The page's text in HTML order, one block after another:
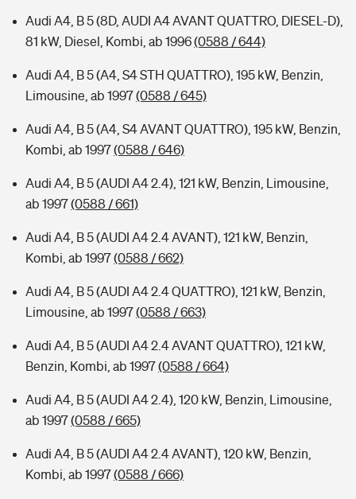
Audi A4, B 5 (8D, AUDI A4 AVANT QUATTRO, DIESEL-D),
81 kW, Diesel, Kombi, ab 1996(0588 / 644)
Audi A4, B 5 (A4, S4 STH QUATTRO), 195 kW, Benzin,
Limousine, ab 1997(0588 / 645)
Audi A4, B 5 (A4, S4 AVANT QUATTRO), 195 kW, Benzin,
Kombi, ab 1997(0588 / 646)
Audi A4, B 5 (AUDI A4 2.4), 121 kW, Benzin, Limousine,
ab 1997(0588 / 661)
Audi A4, B 5 (AUDI A4 2.4 AVANT), 121 kW, Benzin,
Kombi, ab 1997(0588 / 662)
Audi A4, B 5 (AUDI A4 2.4 QUATTRO), 121 kW, Benzin,
Limousine, ab 1997(0588 / 663)
Audi A4, B 5 (AUDI A4 2.4 AVANT QUATTRO), 121 kW,
Benzin, Kombi, ab 1997(0588 / 664)
Audi A4, B 5 (AUDI A4 2.4), 120 kW, Benzin, Limousine,
ab 1997(0588 / 665)
Audi A4, B 5 (AUDI A4 2.4 AVANT), 120 kW, Benzin,
Kombi, ab 1997(0588 / 666)